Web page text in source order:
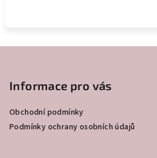
Informace pro vás
Obchodní podmínky
Podmínky ochrany osobních údajů